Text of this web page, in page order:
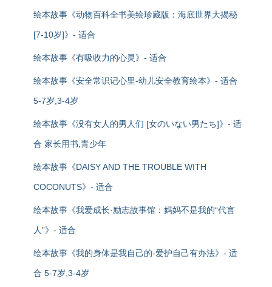
绘本故事《动物百科全书美绘珍藏版：海底世界大揭秘
[7-10岁]》- 适合
绘本故事《有吸收力的心灵》- 适合
绘本故事《安全常识记心里-幼儿安全教育绘本》- 适合
5-7岁,3-4岁
绘本故事《没有女人的男人们 [女のいない男たち]》- 适
合 家长用书,青少年
绘本故事《DAISY AND THE TROUBLE WITH
COCONUTS》- 适合
绘本故事《我爱成长·励志故事馆：妈妈不是我的“代言
人”》- 适合
绘本故事《我的身体是我自己的-爱护自己有办法》- 适
合 5-7岁,3-4岁